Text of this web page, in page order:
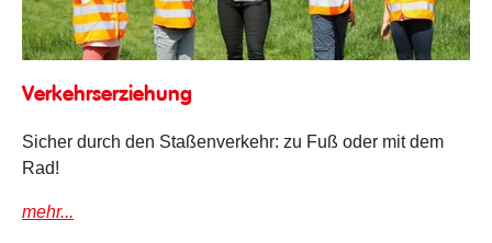
Verkehrserziehung
Sicher durch den Staßenverkehr: zu Fuß oder mit dem
Rad!
mehr...